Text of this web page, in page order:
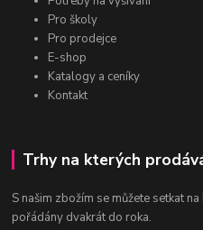
Pro školy
Pro prodejce
E-shop
Katalogy a ceníky
Kontakt
Trhy na kterých
S našim zbožím se můžete setkat
pořádány dvakrát do roka.